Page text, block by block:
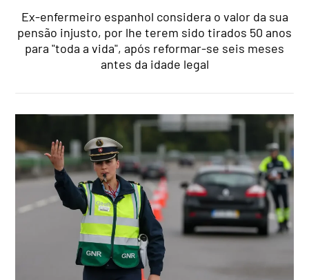
Ex-enfermeiro espanhol considera o valor da sua
pensão injusto, por lhe terem sido tirados 50 anos
para "toda a vida", após reformar-se seis meses
antes da idade legal